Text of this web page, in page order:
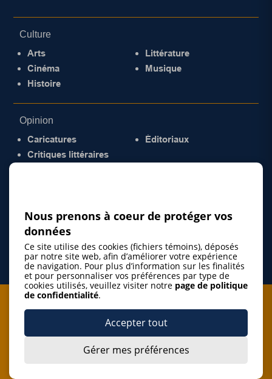
Culture
Arts
Cinéma
Histoire
Littérature
Musique
Opinion
Caricatures
Critiques littéraires
Éditoriaux
Je m'abonne à l'infolettre
J’accepte de m’abonner à l’infolettre de La Gazette de la
Nous prenons à coeur de protéger vos
données
Ce site utilise des cookies (fichiers témoins), déposés
par notre site web, afin d’améliorer votre expérience
de navigation. Pour plus d’information sur les finalités
et pour personnaliser vos préférences par type de
cookies utilisés, veuillez visiter notre page de politique
de confidentialité.
Accepter tout
Gérer mes préférences